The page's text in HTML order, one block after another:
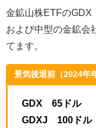
金鉱山株ETFのGDX
および中型の金鉱会
てます。
景気後退前（2024年
GDX 65ドル
GDXJ 100ドル